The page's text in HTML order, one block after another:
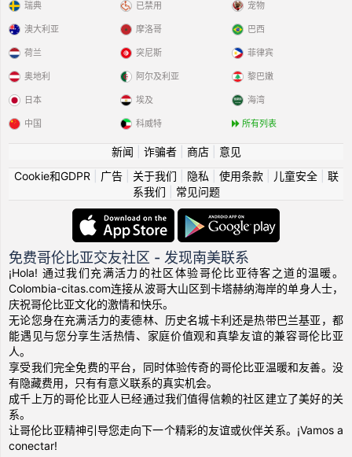
瑞典 已禁用 宠物
澳大利亚
荷兰
奥地利
日本
中国
摩洛哥
突尼斯
阿尔及利亚
埃及
科威特
巴西
菲律宾
黎巴嫩
海湾
所有列表
新闻 诈骗者| 商店| 意见
Cookie和GDPR
广告| 关于我们 隐私 使用条款| 儿童安全| 联
系我们
常见问题
免费哥伦比亚交友社区 - 发现南美联系
¡Hola! 通过我们充满活力的社区体验哥伦比亚待客之道的温暖。
Colombia-citas.com连接从波哥大山区到卡塔赫纳海岸的单身人士，
庆祝哥伦比亚文化的激情和快乐。
无论您身在充满活力的麦德林、历史名城卡利还是热带巴兰基亚，都
能遇见与您分享生活热情、家庭价值观和真挚友谊的兼容哥伦比亚
人。
享受我们完全免费的平台，同时体验传奇的哥伦比亚温暖和友善。没
有隐藏费用，只有有意义联系的真实机会。
成千上万的哥伦比亚人已经通过我们值得信赖的社区建立了美好的关
系。
让哥伦比亚精神引导您走向下一个精彩的友谊或伙伴关系。¡Vamos a
conectar!